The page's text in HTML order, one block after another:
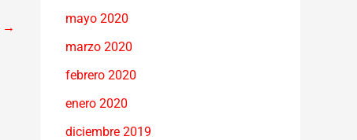
→
mayo 2020
marzo 2020
febrero 2020
enero 2020
diciembre 2019